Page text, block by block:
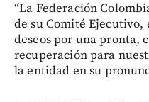
“La Federación
de su Comité Ejecutivo,
deseos por una pronta,
recuperación para
la entidad en su